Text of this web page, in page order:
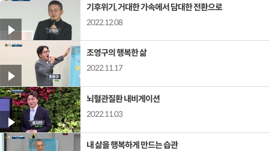
기후위기, 거대한 가속에서 담대한 전환으로
2022.12.08
조영구의 행복한 삶
2022.11.17
뇌혈관질환 내비게이션
2022.11.03
내 삶을 행복하게 만드는 습관